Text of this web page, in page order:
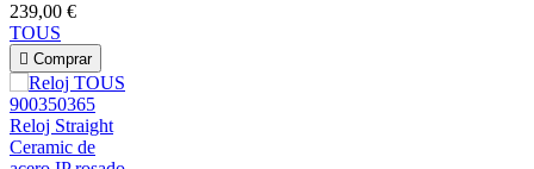
239,00 €
TOUS
 Comprar